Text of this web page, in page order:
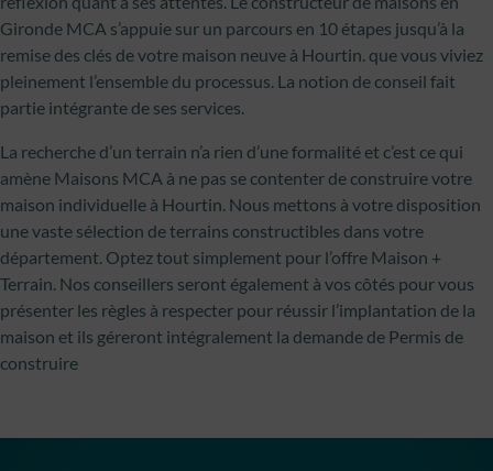
Gironde MCA s’appuie sur un parcours en 10 étapes jusqu’à la
remise des clés de votre maison neuve à Hourtin. que vous viviez
pleinement l’ensemble du processus. La notion de conseil fait
partie intégrante de ses services.
La recherche d’un terrain n’a rien d’une formalité et c’est ce qui
amène Maisons MCA à ne pas se contenter de construire votre
maison individuelle à Hourtin. Nous mettons à votre disposition
une vaste sélection de terrains constructibles dans votre
département. Optez tout simplement pour l’offre Maison +
Terrain. Nos conseillers seront également à vos côtés pour vous
présenter les règles à respecter pour réussir l’implantation de la
maison et ils géreront intégralement la demande de Permis de
construire